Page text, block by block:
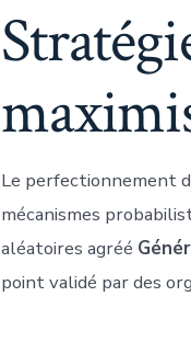
Le perfectionnement
mécanismes
aléatoires agréé
point validé par des